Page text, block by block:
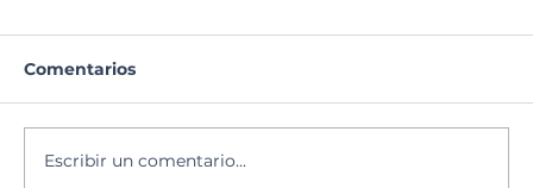
Comentarios
Escribir un comentario...